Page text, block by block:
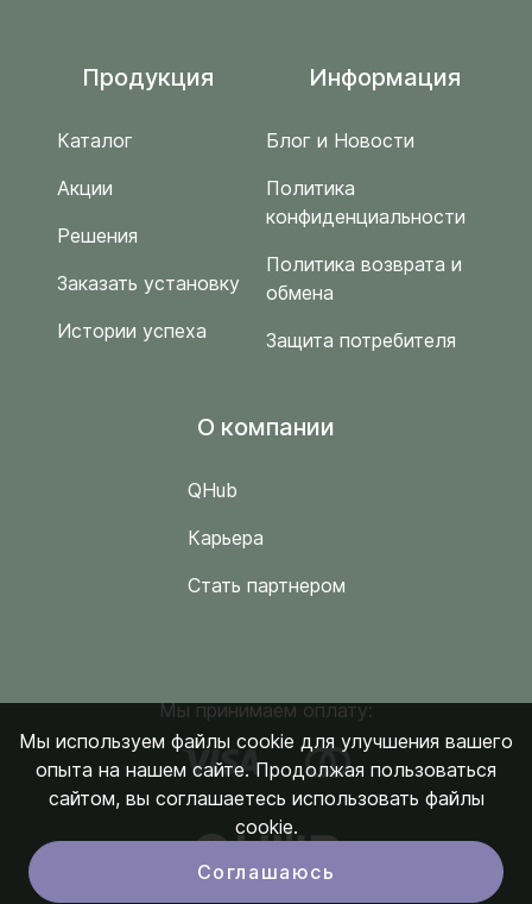
Продукция
Каталог
Акции
Решения
Заказать установку
Истории успеха
Информация
Блог и Новости
Политика
конфиденциальности
Политика возврата и
обмена
Защита потребителя
O компании
QHub
Карьера
Стать партнером
Мы принимаем оплату:
Мы используем файлы cookie для улучшения вашего
опыта на нашем сайте. Продолжая пользоваться
сайтом, вы соглашаетесь использовать файлы
cookie.
Соглашаюсь